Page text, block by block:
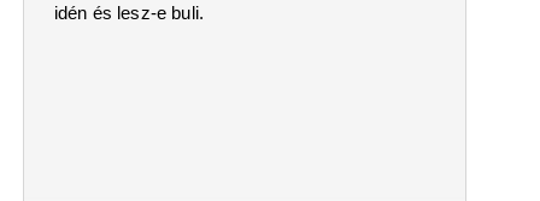
idén és lesz-e buli.